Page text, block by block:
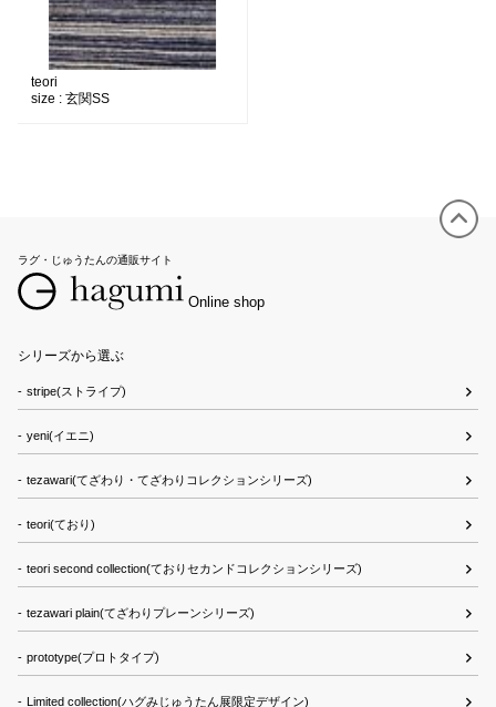
teori
size : 玄関SS
ラグ・じゅうたんの通販サイト
Online shop
シリーズから選ぶ
stripe(ストライプ)
yeni(イエニ)
tezawari(てざわり・てざわりコレクションシリーズ)
teori(ており)
teori second collection(ておりセカンドコレクションシリーズ)
tezawari plain(てざわりプレーンシリーズ)
prototype(プロトタイプ)
Limited collection(ハグみじゅうたん展限定デザイン)